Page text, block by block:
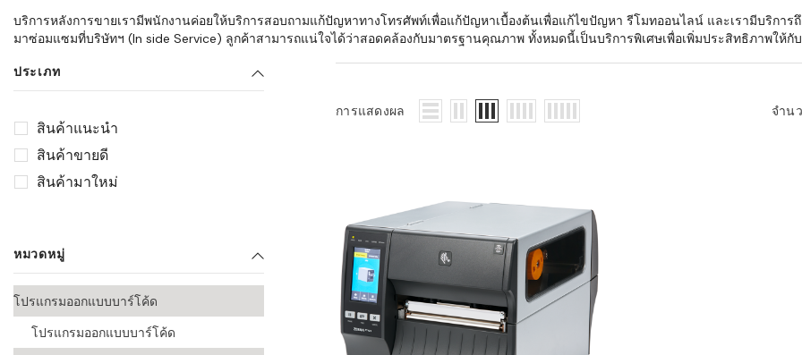
แนะนำ Checklist ก่อน
เลือกระบบ WMS: ธุรกิจ
ก่อนเริ่มติดตั้ง
ระบบบาร์โค้ดในธุรกิจขน
ส่งและโลจิสติกส์
ระบบบาร์โค้ดในธุรกิจ
ขายธุรกิจค้าปลีก
การพัฒนาบาร์โค้ดในงาน
อุตสาหกรรม
บริการหลังการขายเรามีพนักงานค่อยให้บริการสอบถามแก้ปัญหาทางโทรศัพท์เพื่อแก้ปัญหาเบื้องต้นเพื่อแก้ไขปัญหา รีโมทออนไลน์ และเรามีบริการ
มาซ่อมแซมที่บริษัทฯ (In side Service) ลูกค้าสามารถแน่ใจได้ว่าสอดคล้องกับมาตรฐานคุณภาพ ทั้งหมดนี้เป็นบริการพิเศษเพื่อเพิ่มประสิทธิภาพให้กั
ประเภท
สินค้าแนะนำ
สินค้าขายดี
สินค้ามาใหม่
หมวดหมู่
โปรแกรมออกแบบบาร์โค้ด
โปรแกรมออกแบบบาร์โค้ด
การแสดงผล จำน